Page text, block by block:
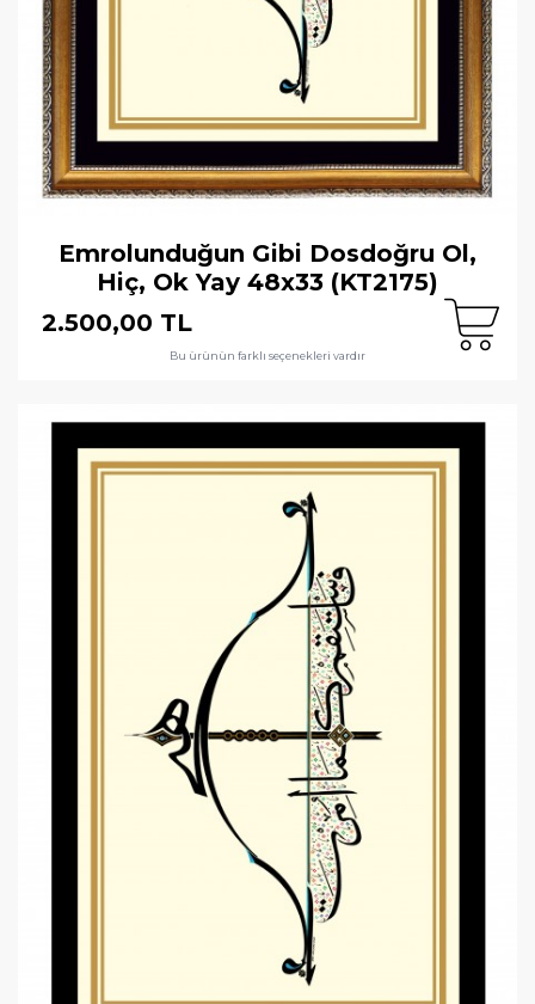
Emrolunduğun Gibi Dosdoğru Ol,
Hiç, Ok Yay 48x33 (KT2175)
2.500,00 TL
Bu ürünün farklı seçenekleri vardır